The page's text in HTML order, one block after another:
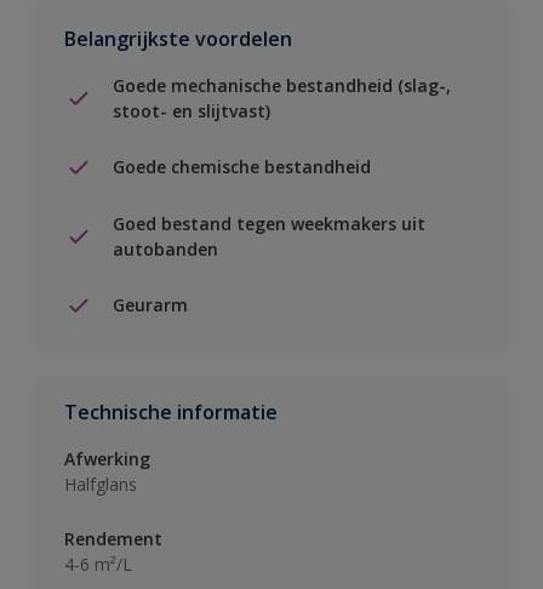
Belangrijkste voordelen
Goede mechanische bestandheid (slag-,
stoot- en slijtvast)
Goede chemische bestandheid
Goed bestand tegen weekmakers uit
autobanden
Geurarm
Technische informatie
Afwerking
Halfglans
Rendement
4-6 m²/L